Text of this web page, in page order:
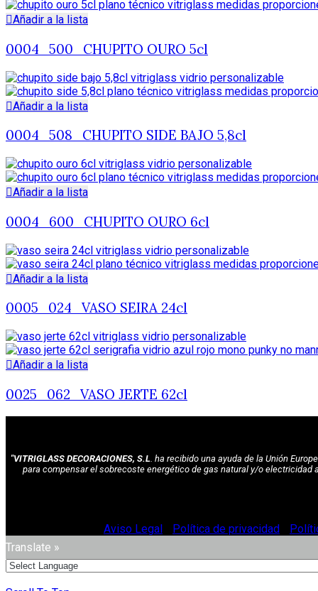
Añadir a la lista
0004_500_CHUPITO OURO 5cl
Añadir a la lista
0004_508_CHUPITO SIDE BAJO 5,8cl
Añadir a la lista
0004_600_CHUPITO OURO 6cl
Añadir a la lista
0005_024_VASO SEIRA 24cl
Añadir a la lista
0025_062_VASO JERTE 62cl
"VITRIGLASS DECORACIONES, S.L . ha recibido una ayuda de la Unión
para compensar el sobrecoste energético de gas natural y/o
Aviso Legal Política de privacidad
Translate »